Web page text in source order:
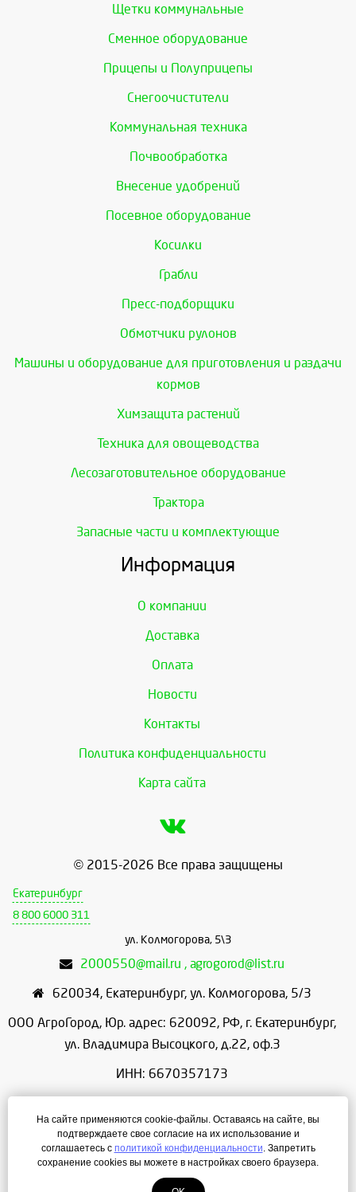
Щетки коммунальные
Сменное оборудование
Прицепы и Полуприцепы
Снегоочистители
Коммунальная техника
Почвообработка
Внесение удобрений
Посевное оборудование
Косилки
Грабли
Пресс-подборщики
Обмотчики рулонов
Машины и оборудование для приготовления и раздачи
кормов
Химзащита растений
Техника для овощеводства
Лесозаготовительное оборудование
Трактора
Запасные части и комплектующие
Информация
О компании
Доставка
Оплата
Новости
Контакты
Политика конфиденциальности
Карта сайта
© 2015-2026 Все права защищены
Екатеринбург
8 800 6000 311
ул. Колмогорова, 5\3
2000550@mail.ru , agrogorod@list.ru
620034, Екатеринбург, ул. Колмогорова, 5/3
ООО АгроГород, Юр. адрес: 620092, РФ, г. Екатеринбург,
ул. Владимира Высоцкого, д.22, оф.3
ИНН: 6670357173
ОГРН: 1156658086166
Режим работы: с 9:00 до 18:00
На сайте применяются cookie-файлы. Оставаясь на сайте, вы
подтверждаете свое согласие на их использование и
соглашаетесь с политикой конфиденциальности. Запретить
сохранение cookies вы можете в настройках своего браузера.